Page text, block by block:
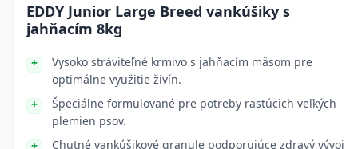
EDDY Junior Large Breed vankúšiky s
jahňacím 8kg
Vysoko stráviteľné krmivo s jahňacím mäsom pre
optimálne využitie živín.
Špeciálne formulované pre potreby rastúcich veľkých
plemien psov.
Chutné vankúšikové granule podporujúce zdravý vývoj